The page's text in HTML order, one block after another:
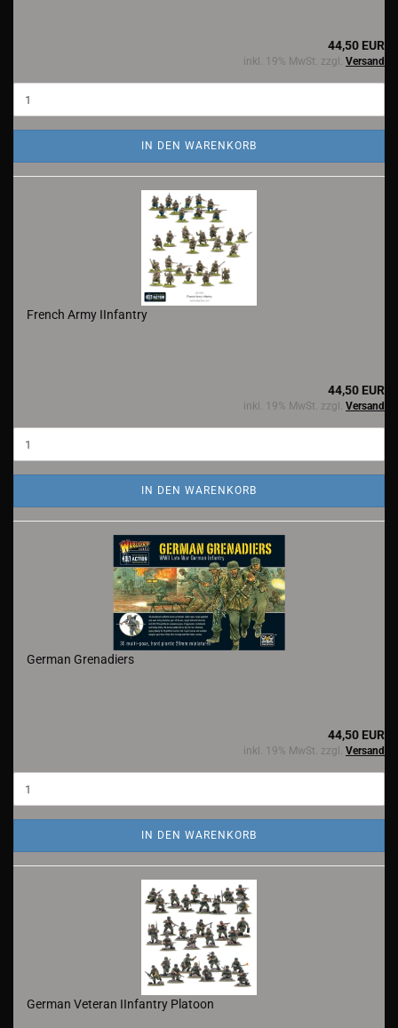
44,50 EUR
inkl. 19% MwSt. zzgl. Versand
IN DEN WARENKORB
French Army IInfantry
44,50 EUR
inkl. 19% MwSt. zzgl. Versand
IN DEN WARENKORB
German Grenadiers
44,50 EUR
inkl. 19% MwSt. zzgl. Versand
IN DEN WARENKORB
German Veteran IInfantry Platoon